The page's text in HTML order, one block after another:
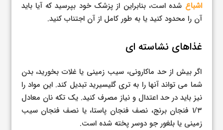
اشباع شده است، بنابراین از پزشک خود بپرسید که آیا باید
آن را محدود کنید یا به طور کامل از آن اجتناب کنید.
غذاهای نشاسته ای
اگر بیش از حد ماکارونی، سیب زمینی یا غلات بخورید، بدن
شما می تواند آنها را به تری گلیسیرید تبدیل کند. این مواد را
نیز باید در حد اعتدال و نیاز مصرف کنید. یک تکه نان معادل
۱/۳ فنجان برنج، نصف فنجان پاستا، یا نصف فنجان سیب
زمینی یا بلغور جو دوسر پخته شده است.